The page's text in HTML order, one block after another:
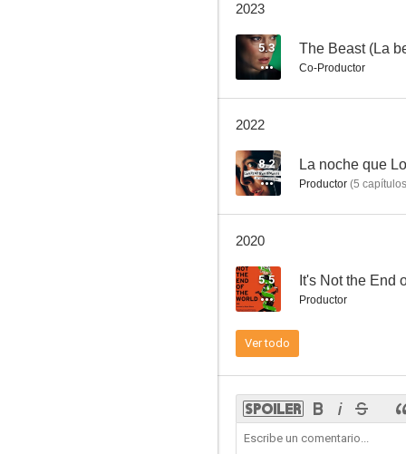
2023
5.3 The Beast (La
Co-Productor
2022
8.2 La noche que
Productor (5 capítulos
2020
5.5 It's Not the End
Productor
Ver todo